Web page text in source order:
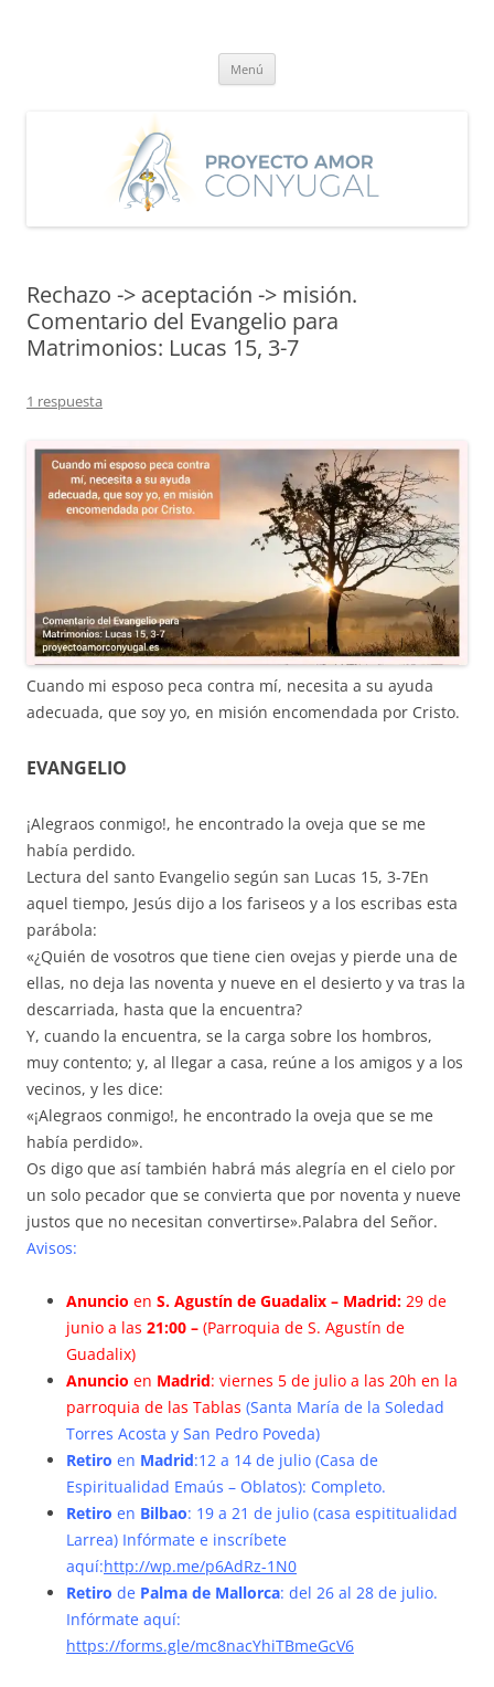
Menú
Rechazo -> aceptación -> misión.
Comentario del Evangelio para
Matrimonios: Lucas 15, 3-7
1 respuesta
Cuando mi esposo peca contra mí, necesita a su ayuda
adecuada, que soy yo, en misión encomendada por Cristo.
EVANGELIO
¡Alegraos conmigo!, he encontrado la oveja que se me
había perdido.
Lectura del santo Evangelio según san Lucas 15, 3-7En
aquel tiempo, Jesús dijo a los fariseos y a los escribas esta
parábola:
«¿Quién de vosotros que tiene cien ovejas y pierde una de
ellas, no deja las noventa y nueve en el desierto y va tras la
descarriada, hasta que la encuentra?
Y, cuando la encuentra, se la carga sobre los hombros,
muy contento; y, al llegar a casa, reúne a los amigos y a los
vecinos, y les dice:
«¡Alegraos conmigo!, he encontrado la oveja que se me
había perdido».
Os digo que así también habrá más alegría en el cielo por
un solo pecador que se convierta que por noventa y nueve
justos que no necesitan convertirse».Palabra del Señor.
Avisos:
Anuncio en S. Agustín de Guadalix – Madrid: 29 de
junio a las 21:00 – (Parroquia de S. Agustín de
Guadalix)
Anuncio en Madrid: viernes 5 de julio a las 20h en la
parroquia de las Tablas (Santa María de la Soledad
Torres Acosta y San Pedro Poveda)
Retiro en Madrid:12 a 14 de julio (Casa de
Espiritualidad Emaús – Oblatos): Completo.
Retiro en Bilbao: 19 a 21 de julio (casa espititualidad
Larrea) Infórmate e inscríbete
aquí:http://wp.me/p6AdRz-1N0
Retiro de Palma de Mallorca: del 26 al 28 de julio.
Infórmate aquí:
https://forms.gle/mc8nacYhiTBmeGcV6